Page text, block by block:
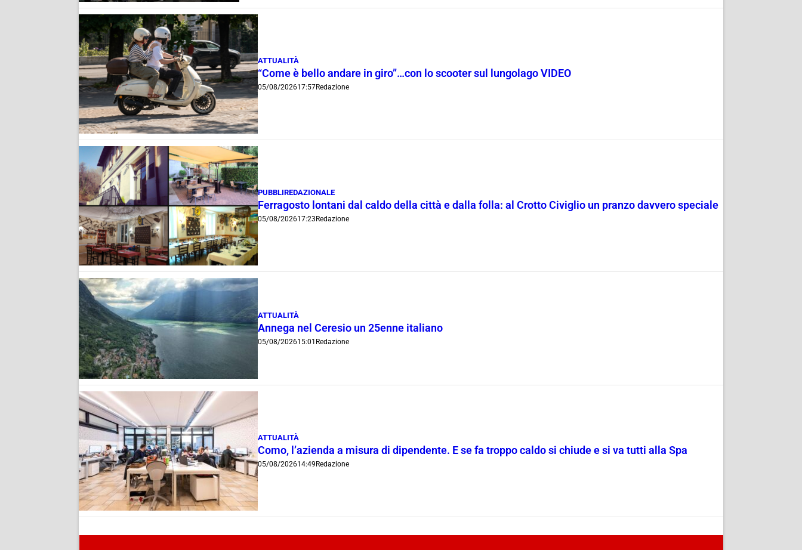
ATTUALITÀ
“Come è bello andare in giro”…con lo scooter sul lungolago VIDEO
05/08/202617:57Redazione
PUBBLIREDAZIONALE
Ferragosto lontani dal caldo della città e dalla folla: al Crotto Civiglio un pranzo davvero speciale
05/08/202617:23 Redazione
ATTUALITÀ
Annega nel Ceresio un 25enne italiano
05/08/202615:01 Redazione
ATTUALITÀ
Como, l’azienda a misura di dipendente. E se fa troppo caldo si chiude e si va tutti alla Spa
05/08/202614:49 Redazione